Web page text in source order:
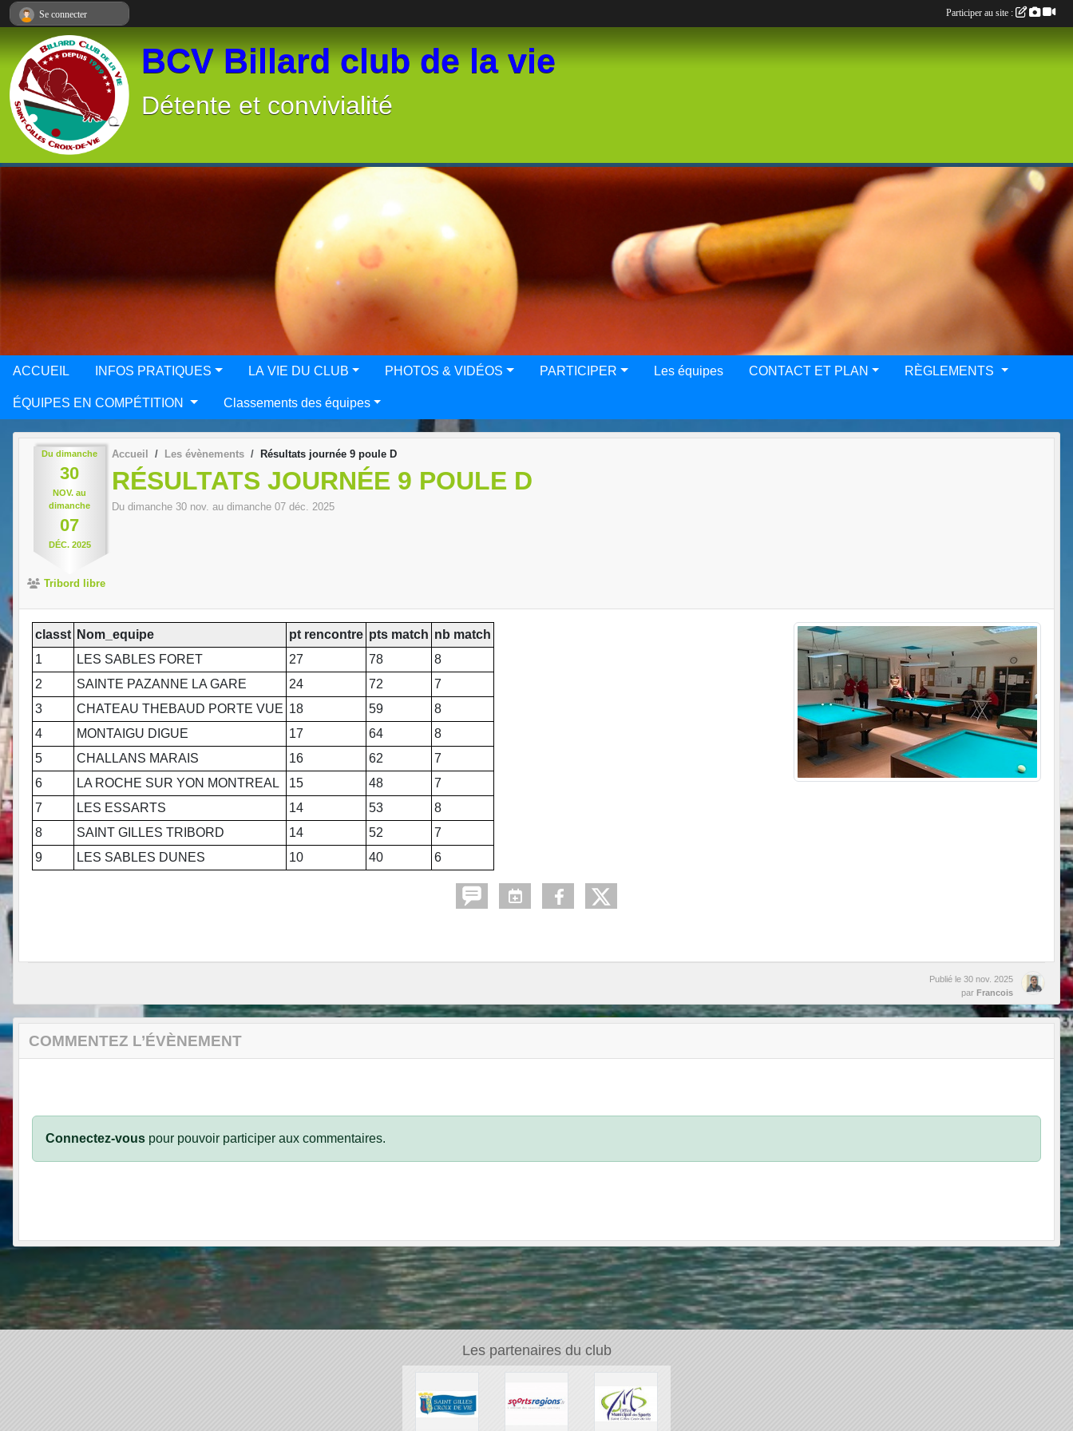
BCV Billard club de la vie
Détente et convivialité
ACCUEIL INFOS PRATIQUES LA VIE DU CLUB PHOTOS & VIDÉOS PARTICIPER Les équipes CONTACT ET PLAN RÈGLEMENTS
ÉQUIPES EN COMPÉTITION Classements des équipes
Du dimanche
30
NOV. au
dimanche
07
DÉC. 2025
Accueil Les évènements Résultats journée 9 poule D
RÉSULTATS JOURNÉE 9 POULE D
Du dimanche 30 nov. au dimanche 07 déc. 2025
Tribord libre
classt Nom_equipe pt rencontre pts match nb match
1
LES SABLES FORET 27 78
8
2
SAINTE PAZANNE LA GARE 24 72
7
3
CHATEAU THEBAUD PORTE VUE 18 59
8
4
MONTAIGU DIGUE 17 64
8
5
CHALLANS MARAIS 16 62
7
6
LA ROCHE SUR YON MONTREAL 15 48
7
7
LES ESSARTS 14 53
8
8
SAINT GILLES TRIBORD 14 52
7
9
LES SABLES DUNES 10 40 6
Publié le 30 nov. 2025
par Francois
COMMENTEZ L’ÉVÈNEMENT
Connectez-vous pour pouvoir participer aux commentaires.
Les partenaires du club
Se connecter Participer au site :
Panneau de gestion des cookies